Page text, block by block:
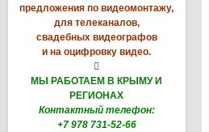
предложения по видеомонтажу,
для телеканалов,
свадебных видеографов
и на оцифровку видео.

МЫ РАБОТАЕМ В КРЫМУ И
РЕГИОНАХ
Контактный телефон:
+7 978 731-52-66